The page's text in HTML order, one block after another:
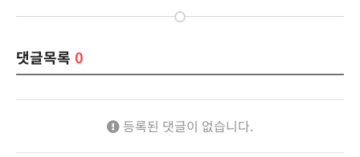
댓글목록 0
등록된 댓글이 없습니다.